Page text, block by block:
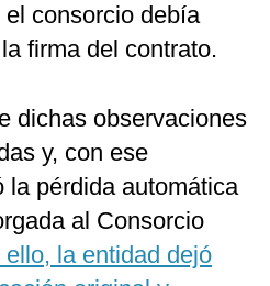
consorcio debía
firma del contrato.
dichas observaciones
y, con ese
la pérdida automática
al Consorcio
ello, la entidad dejó